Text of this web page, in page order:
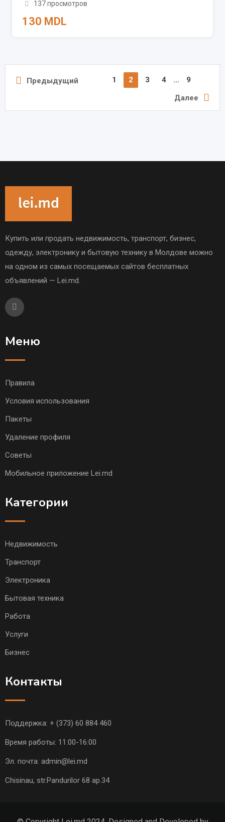
137 просмотров
130 MDL
Предыдущий 1 2 3 4 ...
9
Далее
Купить или продать недвижимость, транспорт, бизнес,
одежду, электронику и бытовую технику в Молдове можно
на одном из самых посещаемых сайтов бесплатных
объявлений — Lei.md.
Меню
Правила
Условия использования
Пакеты
Удаление профиля
Советы
Мобильное приложение Lei.md
Категории
Недвижимость
Транспорт
Электроника
Бытовая техника
Работа
Услуги
Бизнес
Контакты
Поддержка: + (373) 60 884 460
Время работы: 11:00-16:00
Эл. почта: admin@lei.md
Chisinau, str.Pandurilor 68 ap.34